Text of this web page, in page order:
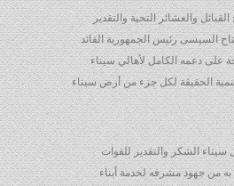
والعشائر التحية والتقدير
السيسى رئيس الجمهورية القائد
على دعمه الكامل لأهالي سيناء
الحقيقة لكل جزء من أرض سيناء
الشكر والتقدير للقوات
من جهود مشرفه لخدمة أبناء